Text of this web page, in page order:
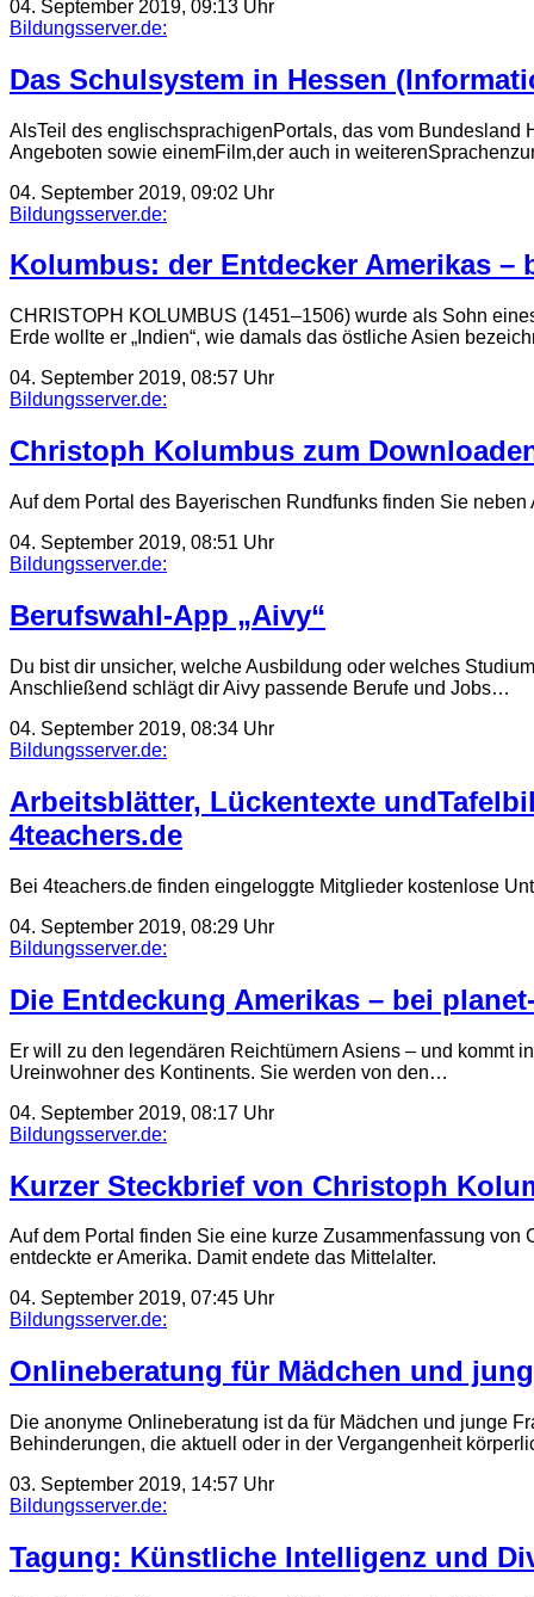
04. September 2019, 09:13 Uhr
Bildungsserver.de:
Das Schulsystem in Hessen
AlsTeil des englischsprachigenPortals, das vom
Angeboten sowie einemFilm,der auch in
04. September 2019, 09:02 Uhr
Bildungsserver.de:
Kolumbus: der Entdecker Amerikas –
CHRISTOPH KOLUMBUS (1451–1506) wurde als Sohn
Erde wollte er „Indien“, wie damals das östliche Asien
04. September 2019, 08:57 Uhr
Bildungsserver.de:
Christoph Kolumbus zum
Auf dem Portal des Bayerischen Rundfunks finden Sie
04. September 2019, 08:51 Uhr
Bildungsserver.de:
Berufswahl-App „Aivy“
Du bist dir unsicher, welche Ausbildung oder welches
Anschließend schlägt dir Aivy passende Berufe und Jobs…
04. September 2019, 08:34 Uhr
Bildungsserver.de:
Arbeitsblätter, Lückentexte
4teachers.de
Bei 4teachers.de finden eingeloggte Mitglieder kostenlose
04. September 2019, 08:29 Uhr
Bildungsserver.de:
Die Entdeckung Amerikas – bei
Er will zu den legendären Reichtümern Asiens – und kommt
Ureinwohner des Kontinents. Sie werden von den…
04. September 2019, 08:17 Uhr
Bildungsserver.de:
Kurzer Steckbrief von Christoph
Auf dem Portal finden Sie eine kurze Zusammenfassung
entdeckte er Amerika. Damit endete das Mittelalter.
04. September 2019, 07:45 Uhr
Bildungsserver.de:
Onlineberatung für Mädchen und
Die anonyme Onlineberatung ist da für Mädchen und junge
Behinderungen, die aktuell oder in der Vergangenheit
03. September 2019, 14:57 Uhr
Bildungsserver.de:
Tagung: Künstliche Intelligenz und